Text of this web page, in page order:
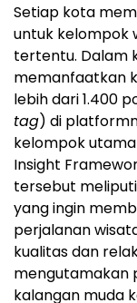
Setiap kota
untuk kelompok
tertentu. Dalam
memanfaatkan
lebih dari 1.400
tag) di
kelompok
Insight
tersebut
yang ingin
perjalanan
kualitas dan
mengutamakan
kalangan muda